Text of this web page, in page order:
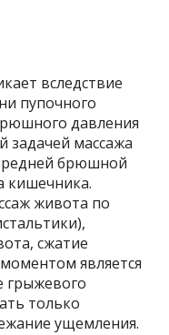
вследствие
пупочного
давления
задачей массажа
брюшной
кишечника.
живота по
сжатие
является
грыжевого
только
ущемления.